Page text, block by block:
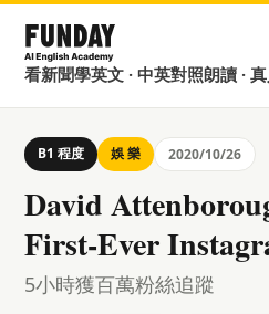
看新聞學英文 · 中英對照朗讀 ·
B1 程度 娛 樂 2020/10/26
David
First-Ever
5小時獲百萬粉絲追蹤